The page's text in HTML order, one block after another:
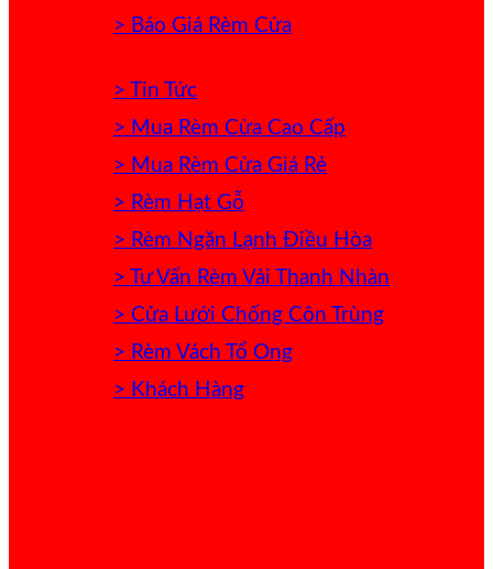
> Báo Giá Rèm Cửa
> Tin Tức
> Mua Rèm Cửa Cao Cấp
> Mua Rèm Cửa Giá Rẻ
> Rèm Hạt Gỗ
> Rèm Ngăn Lạnh Điều Hòa
> Tư Vấn Rèm Vải Thanh Nhàn
> Cửa Lưới Chống Côn Trùng
> Rèm Vách Tổ Ong
> Khách Hàng